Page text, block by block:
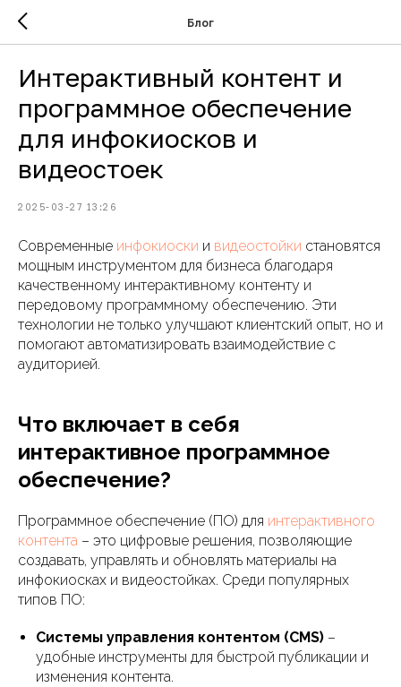
Блог
Интерактивный контент и
программное обеспечение
для инфокиосков и
видеостоек
2025-03-27 13:26
Современные инфокиоски и видеостойки становятся
мощным инструментом для бизнеса благодаря
качественному интерактивному контенту и
передовому программному обеспечению. Эти
технологии не только улучшают клиентский опыт, но и
помогают автоматизировать взаимодействие с
аудиторией.
Что включает в себя
интерактивное программное
обеспечение?
Программное обеспечение (ПО) для интерактивного
контента – это цифровые решения, позволяющие
создавать, управлять и обновлять материалы на
инфокиосках и видеостойках. Среди популярных
типов ПО:
Системы управления контентом (CMS) –
удобные инструменты для быстрой публикации и
изменения контента.